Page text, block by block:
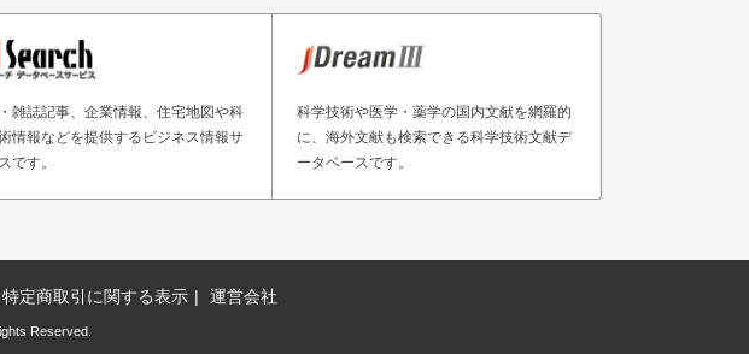
雑誌記事、企業情報、住宅地図や科
情報などを提供するビジネス情報サ
です。
科学技術や医学・薬学の国内文献を網羅的
に、海外文献も検索できる科学技術文献デ
ータベースです。
特定商取引に関する表示 運営会社
Reserved.